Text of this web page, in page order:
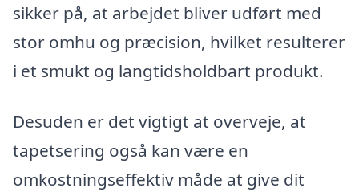
sikker på, at arbejdet bliver udført med
stor omhu og præcision, hvilket resulterer
i et smukt og langtidsholdbart produkt.
Desuden er det vigtigt at overveje, at
tapetsering også kan være en
omkostningseffektiv måde at give dit